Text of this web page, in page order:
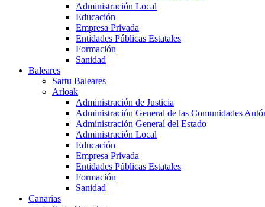
Administración Local
Educación
Empresa Privada
Entidades Públicas Estatales
Formación
Sanidad
Baleares
Sartu Baleares
Arloak
Administración de Justicia
Administración General de las Comunidades
Administración General del Estado
Administración Local
Educación
Empresa Privada
Entidades Públicas Estatales
Formación
Sanidad
Canarias